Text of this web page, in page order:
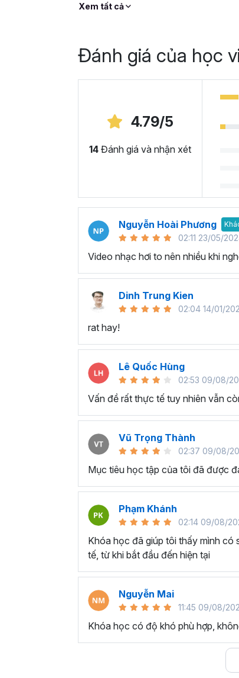
Xem tất cả
Đánh giá của học
4.79/5
14 Đánh giá và nhận xét
Nguyễn Hoài Phương
02:11 23/05/
Video nhạc hơi to nên nhiều khi
Dinh Trung Kien
02:04 14/01/
rat hay!
Lê Quốc Hùng
02:53 09/08/
Vấn đề rất thực tế tuy nhiên vẫn
Vũ Trọng Thành
02:37 09/08/
Mục tiêu học tập của tôi đã được
Phạm Khánh
02:14 09/08/
Khóa học đã giúp tôi thấy mình
tế, từ khi bắt đầu đến hiện tại
Nguyễn Mai
11:45 09/08/
Khóa học có độ khó phù hợp,